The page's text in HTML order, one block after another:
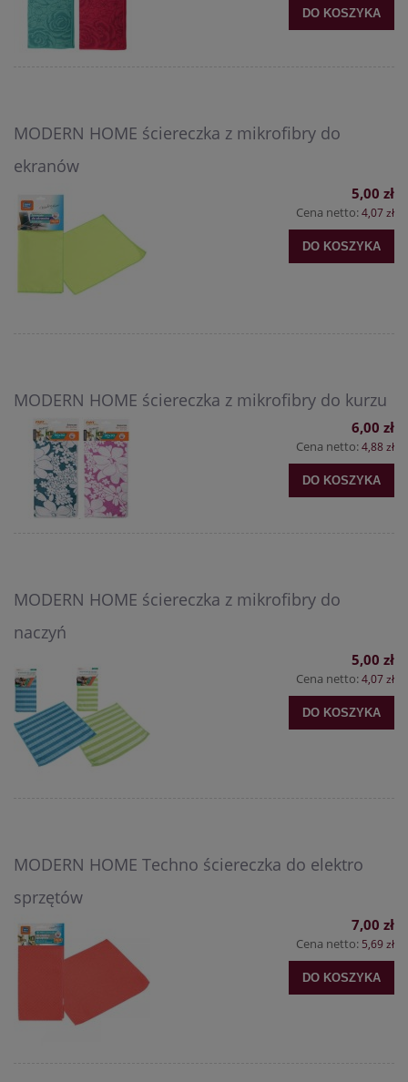
DO KOSZYKA
MODERN HOME ściereczka z mikrofibry do
ekranów
5,00 zł
Cena netto:4,07 zł
DO KOSZYKA
MODERN HOME ściereczka z mikrofibry do kurzu
6,00 zł
Cena netto:4,88 zł
DO KOSZYKA
MODERN HOME ściereczka z mikrofibry do
naczyń
5,00 zł
Cena netto:4,07 zł
DO KOSZYKA
MODERN HOME Techno ściereczka do elektro
sprzętów
7,00 zł
Cena netto: 5,69 zł
DO KOSZYKA